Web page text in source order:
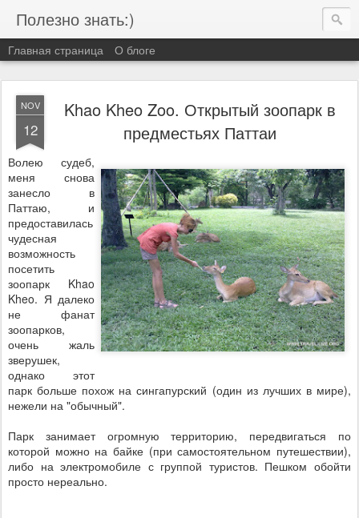
Полезно знать:)
Главная страница О блоге
NOV
12
Khao Kheo Zoo. Открытый зоопарк в
предместьях Паттаи
Волею судеб,
меня снова
занесло в
Паттаю, и
предоставилась
чудесная
возможность
посетить
зоопарк Khao
Kheo. Я далеко
не фанат
зоопарков,
очень жаль
зверушек,
однако этот
парк больше похож на сингапурский (один из лучших в мире),
нежели на "обычный".
Парк занимает огромную территорию, передвигаться по
которой можно на байке (при самостоятельном путешествии),
либо на электромобиле с группой туристов. Пешком обойти
просто нереально.